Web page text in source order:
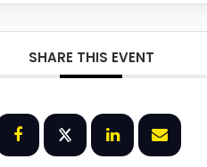
SHARE THIS EVENT